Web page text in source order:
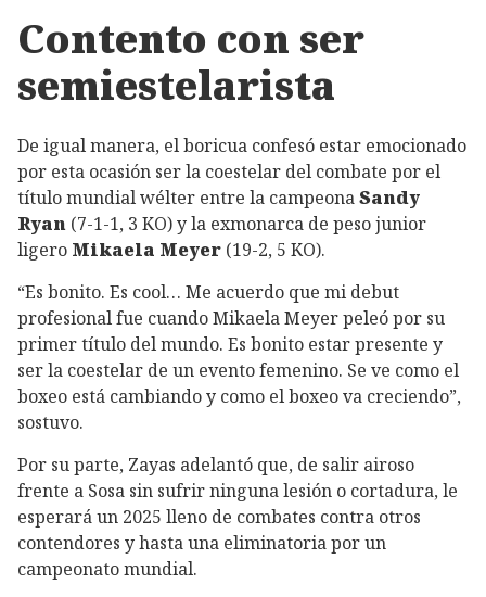
Contento con ser
semiestelarista
De igual manera, el boricua confesó estar emocionado
por esta ocasión ser la coestelar del combate por el
título mundial wélter entre la campeonaSandy
Ryan (7-1-1, 3 KO) y la exmonarca de peso junior
ligero Mikaela Meyer (19-2, 5 KO).
“Es bonito. Es cool… Me acuerdo que mi debut
profesional fue cuando Mikaela Meyer peleó por su
primer título del mundo. Es bonito estar presente y
ser la coestelar de un evento femenino. Se ve como el
boxeo está cambiando y como el boxeo va creciendo”,
sostuvo.
Por su parte, Zayas adelantó que, de salir airoso
frente a Sosa sin sufrir ninguna lesión o cortadura, le
esperará un 2025 lleno de combates contra otros
contendores y hasta una eliminatoria por un
campeonato mundial.